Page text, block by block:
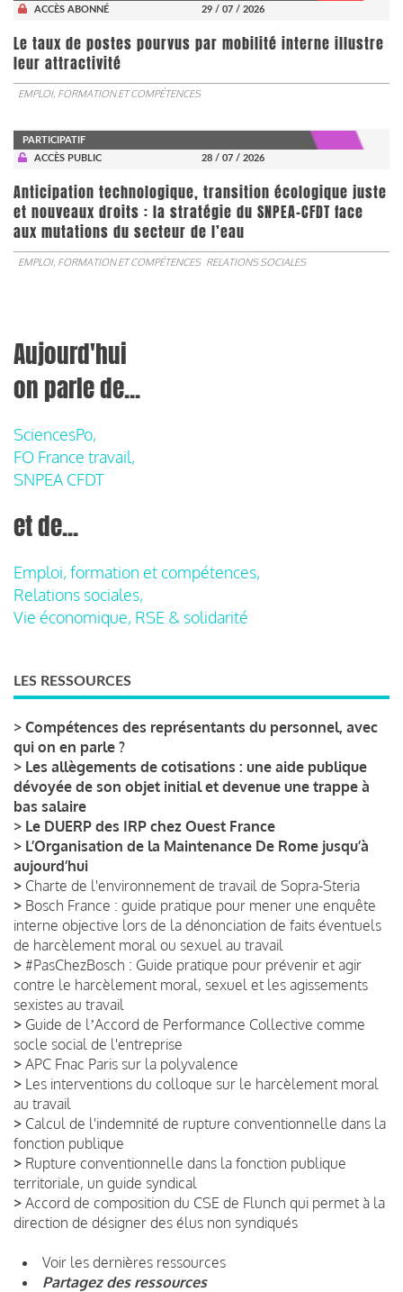
ACCÈS ABONNÉ 29 / 07 / 2026
Le taux de postes pourvus par mobilité interne illustre
leur attractivité
EMPLOI, FORMATION ET COMPÉTENCES
PARTICIPATIF
ACCÈS PUBLIC
28 / 07 / 2026
Anticipation technologique, transition écologique juste
et nouveaux droits : la stratégie du SNPEA-CFDT face
aux mutations du secteur de l’eau
EMPLOI, FORMATION ET COMPÉTENCES RELATIONS SOCIALES
Aujourd'hui
on parle de...
SciencesPo,
FO France travail,
SNPEA CFDT
et de...
Emploi, formation et compétences,
Relations sociales,
Vie économique, RSE & solidarité
LES RESSOURCES
> Compétences des représentants du personnel, avec
qui on en parle ?
> Les allègements de cotisations : une aide publique
dévoyée de son objet initial et devenue une trappe à
bas salaire
> Le DUERP des IRP chez Ouest France
> L’Organisation de la Maintenance De Rome jusqu’à
aujourd’hui
> Charte de l'environnement de travail de Sopra-Steria
> Bosch France : guide pratique pour mener une enquête
interne objective lors de la dénonciation de faits éventuels
de harcèlement moral ou sexuel au travail
> #PasChezBosch : Guide pratique pour prévenir et agir
contre le harcèlement moral, sexuel et les agissements
sexistes au travail
> Guide de lʼAccord de Performance Collective comme
socle social de l'entreprise
> APC Fnac Paris sur la polyvalence
> Les interventions du colloque sur le harcèlement moral
au travail
> Calcul de l'indemnité de rupture conventionnelle dans la
fonction publique
> Rupture conventionnelle dans la fonction publique
territoriale, un guide syndical
> Accord de composition du CSE de Flunch qui permet à la
direction de désigner des élus non syndiqués
Voir les dernières ressources
Partagez des ressources